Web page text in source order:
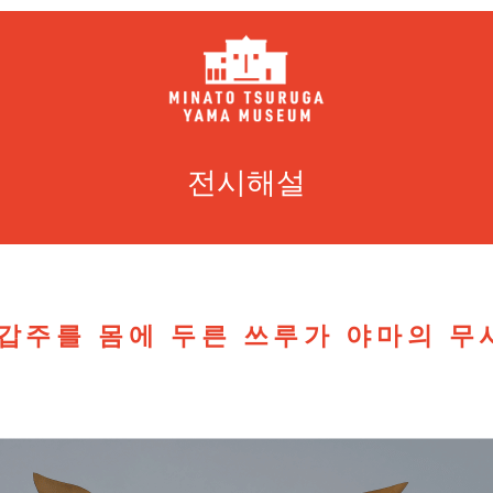
전시해설
주를 몸에 두른 쓰루가 야마의 무